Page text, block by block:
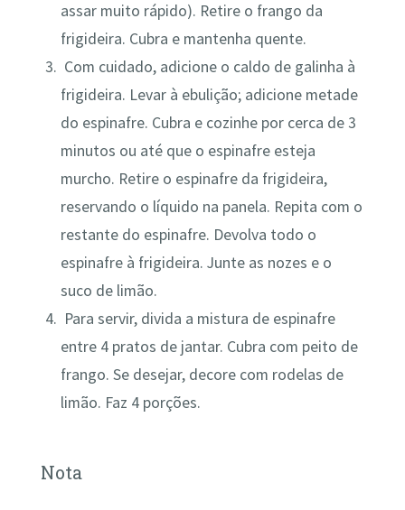
assar muito rápido). Retire o frango da
frigideira. Cubra e mantenha quente.
Com cuidado, adicione o caldo de galinha à
frigideira. Levar à ebulição; adicione metade
do espinafre. Cubra e cozinhe por cerca de 3
minutos ou até que o espinafre esteja
murcho. Retire o espinafre da frigideira,
reservando o líquido na panela. Repita com o
restante do espinafre. Devolva todo o
espinafre à frigideira. Junte as nozes e o
suco de limão.
Para servir, divida a mistura de espinafre
entre 4 pratos de jantar. Cubra com peito de
frango. Se desejar, decore com rodelas de
limão. Faz 4 porções.
Nota